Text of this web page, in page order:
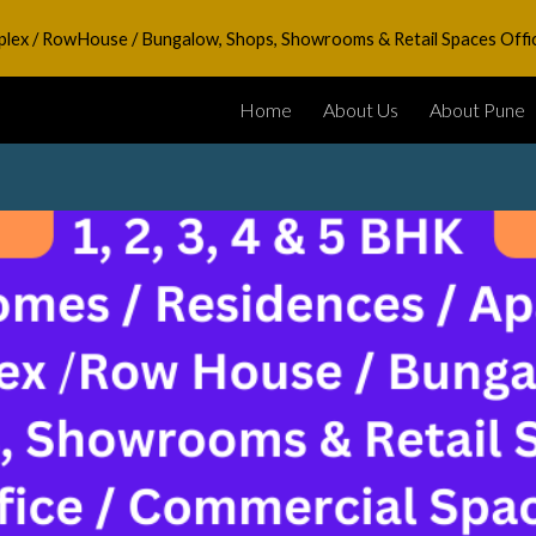
to main content Skip to
/ RowHouse / Bungalow, Shops, Showrooms & Retail Spaces
Home About Us About Pune